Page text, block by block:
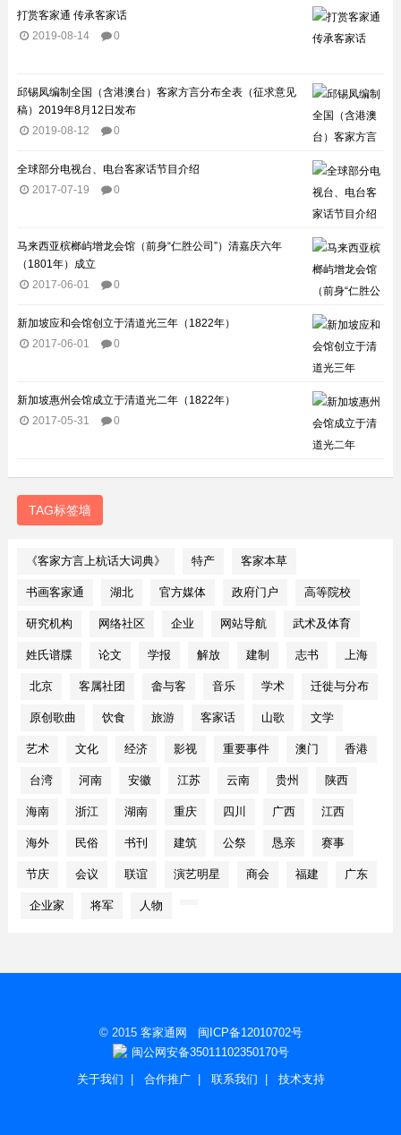
打赏客家通 传承客家话
2019-08-14
0
邱锡凤编制全国（含港澳台）客家方言分布全表（征求意见
稿）2019年8月12日发布
2019-08-12
0
全球部分电视台、电台客家话节目介绍​
2017-07-19
0
马来西亚槟榔屿增龙会馆（前身“仁胜公司”）清嘉庆六年
（1801年）成立
2017-06-01
0
新加坡应和会馆创立于清道光三年（1822年）
2017-06-01
0
新加坡惠州会馆成立于清道光二年（1822年）
2017-05-31
0
TAG标签墙
《客家方言上杭话大词典》 特产 客家本草
书画客家通 湖北 官方媒体 政府门户 高等院校
研究机构 网络社区 企业 网站导航 武术及体育
姓氏谱牒 论文 学报 解放 建制 志书 上海
北京 客属社团 畲与客 音乐 学术 迁徙与分布
原创歌曲 饮食 旅游 客家话 山歌 文学
艺术 文化 经济 影视 重要事件 澳门 香港
台湾 河南 安徽 江苏 云南 贵州 陕西
海南 浙江 湖南 重庆 四川 广西 江西
海外 民俗 书刊 建筑 公祭 恳亲 赛事
节庆 会议 联谊 演艺明星 商会 福建 广东
企业家 将军 人物
© 2015 客家通网
闽ICP备12010702号
闽公网安备35011102350170号
关于我们
合作推广| 联系我们 技术支持